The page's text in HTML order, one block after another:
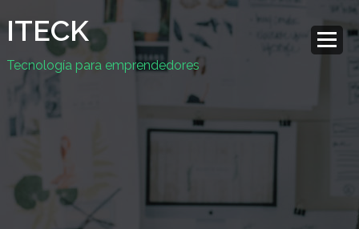
ITECK
Tecnología para emprendedores